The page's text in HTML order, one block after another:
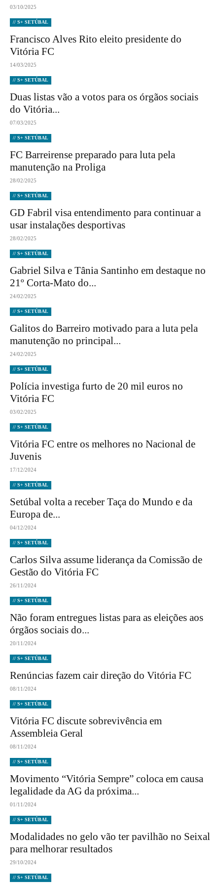
03/10/2025
// S+ SETÚBAL
Francisco Alves Rito eleito presidente do
Vitória FC
14/03/2025
// S+ SETÚBAL
Duas listas vão a votos para os órgãos sociais
do Vitória...
07/03/2025
// S+ SETÚBAL
FC Barreirense preparado para luta pela
manutenção na Proliga
28/02/2025
// S+ SETÚBAL
GD Fabril visa entendimento para continuar a
usar instalações desportivas
28/02/2025
// S+ SETÚBAL
Gabriel Silva e Tânia Santinho em destaque no
21º Corta-Mato do...
24/02/2025
// S+ SETÚBAL
Galitos do Barreiro motivado para a luta pela
manutenção no principal...
24/02/2025
// S+ SETÚBAL
Polícia investiga furto de 20 mil euros no
Vitória FC
03/02/2025
// S+ SETÚBAL
Vitória FC entre os melhores no Nacional de
Juvenis
17/12/2024
// S+ SETÚBAL
Setúbal volta a receber Taça do Mundo e da
Europa de...
04/12/2024
// S+ SETÚBAL
Carlos Silva assume liderança da Comissão de
Gestão do Vitória FC
26/11/2024
// S+ SETÚBAL
Não foram entregues listas para as eleições aos
órgãos sociais do...
20/11/2024
// S+ SETÚBAL
Renúncias fazem cair direção do Vitória FC
08/11/2024
// S+ SETÚBAL
Vitória FC discute sobrevivência em
Assembleia Geral
08/11/2024
// S+ SETÚBAL
Movimento “Vitória Sempre” coloca em causa
legalidade da AG da próxima...
01/11/2024
// S+ SETÚBAL
Modalidades no gelo vão ter pavilhão no Seixal
para melhorar resultados
29/10/2024
// S+ SETÚBAL